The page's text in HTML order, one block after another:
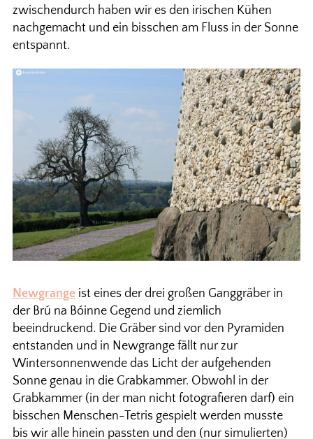
zwischendurch haben wir es den irischen Kühen
nachgemacht und ein bisschen am Fluss in der Sonne
entspannt.
Newgrangeist eines der drei großen Ganggräber in
der Brú na Bóinne Gegend und ziemlich
beeindruckend. Die Gräber sind vor den Pyramiden
entstanden und in Newgrange fällt nur zur
Wintersonnenwende das Licht der aufgehenden
Sonne genau in die Grabkammer. Obwohl in der
Grabkammer (in der man nicht fotografieren darf) ein
bisschen Menschen-Tetris gespielt werden musste
bis wir alle hinein passten und den (nur simulierten)